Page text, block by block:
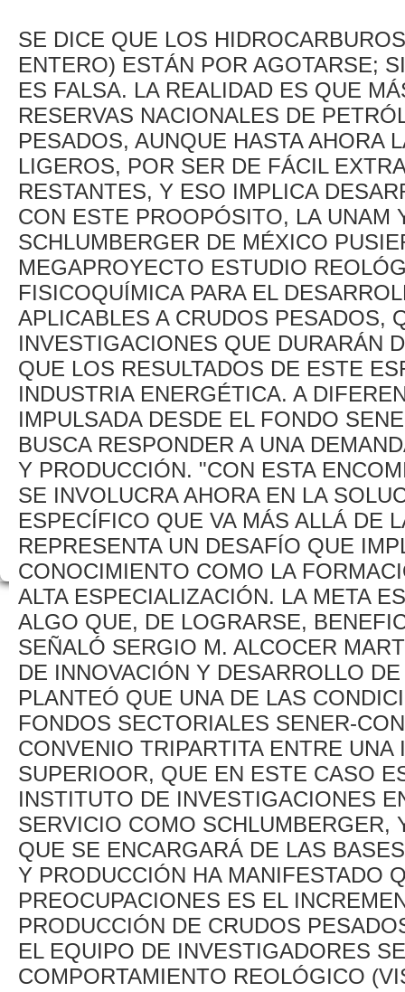
SE DICE QUE LOS
ENTERO) ESTÁN POR AGOTARSE;
ES FALSA. LA REALIDAD ES QUE
RESERVAS NACIONALES DE
PESADOS, AUNQUE HASTA AHORA
LIGEROS, POR SER DE FÁCIL
RESTANTES, Y ESO IMPLICA
CON ESTE PROOPÓSITO, LA UNAM
SCHLUMBERGER DE MÉXICO
MEGAPROYECTO ESTUDIO
FISICOQUÍMICA PARA EL
APLICABLES A CRUDOS PESADOS,
INVESTIGACIONES QUE DURARÁN
QUE LOS RESULTADOS DE ESTE
INDUSTRIA ENERGÉTICA. A
IMPULSADA DESDE EL FONDO
BUSCA RESPONDER A UNA
Y PRODUCCIÓN. "CON ESTA
SE INVOLUCRA AHORA EN LA
ESPECÍFICO QUE VA MÁS ALLÁ DE
REPRESENTA UN DESAFÍO QUE
CONOCIMIENTO COMO LA
ALTA ESPECIALIZACIÓN. LA META
ALGO QUE, DE LOGRARSE,
SEÑALÓ SERGIO M. ALCOCER
DE INNOVACIÓN Y DESARROLLO
PLANTEÓ QUE UNA DE LAS
FONDOS SECTORIALES SENER-
CONVENIO TRIPARTITA ENTRE
SUPERIOOR, QUE EN ESTE CASO
INSTITUTO DE INVESTIGACIONES
SERVICIO COMO SCHLUMBERGER,
QUE SE ENCARGARÁ DE LAS
Y PRODUCCIÓN HA MANIFESTADO
PREOCUPACIONES ES EL
PRODUCCIÓN DE CRUDOS
EL EQUIPO DE INVESTIGADORES
COMPORTAMIENTO REOLÓGICO